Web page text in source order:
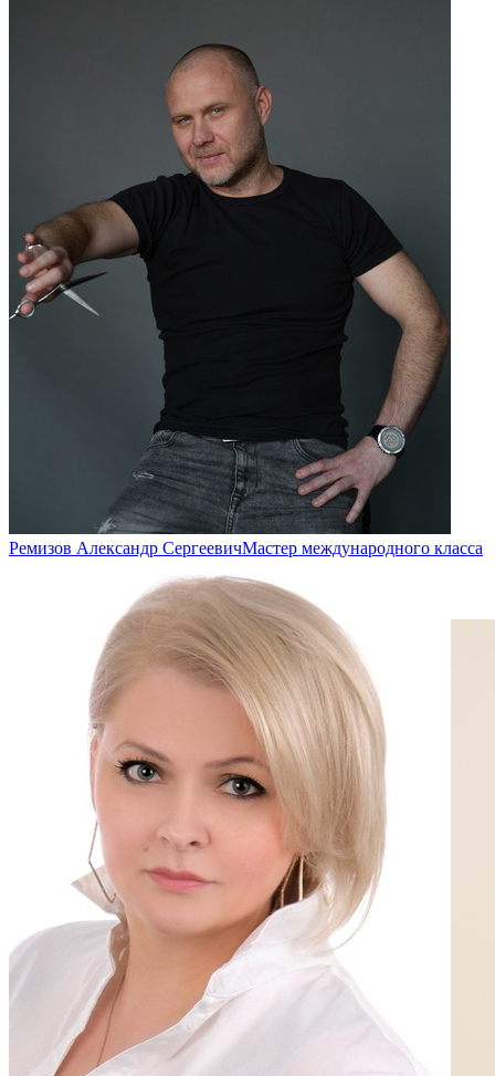
Оплачивайте чеки в мобильном приложении Эстетик
ИНСТРУКЦИЯ ПО ОПЛАТЕ
Не получается оплатить?
Ремизов Александр СергеевичМастер международного класса